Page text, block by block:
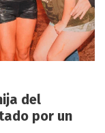
del
por un